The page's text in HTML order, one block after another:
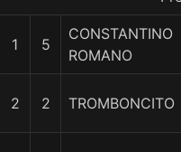
1 5
CONSTANTINO
ROMANO
2 2 TROMBONCITO